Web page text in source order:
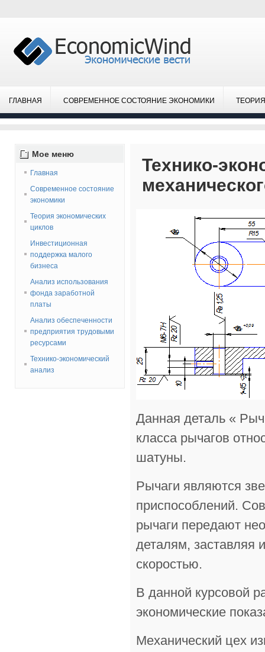
ГЛАВНАЯ СОВРЕМЕННОЕ СОСТОЯНИЕ ЭКОНОМИКИ
Технико-
Данная деталь «
класса рычагов
шатуны.
Рычаги являются
приспособлений.
рычаги передают
деталям,
скоростью.
В данной курсовой
экономические
Механический цех
Мое меню
Главная
Современное состояние
экономики
Теория экономических
циклов
Инвестиционная
поддержка малого
бизнеса
Анализ использования
фонда заработной
платы
Анализ обеспеченности
предприятия трудовыми
ресурсами
Технико-экономический
анализ